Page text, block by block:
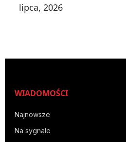
lipca, 2026
WIADOMOŚCI
Najnowsze
Na sygnale